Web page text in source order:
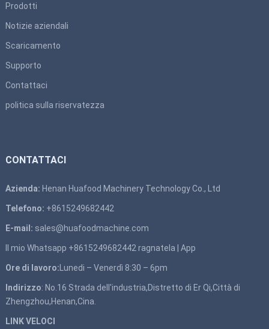
Prodotti
Notizie aziendali
Scaricamento
Supporto
Contattaci
politica sulla riservatezza
CONTATTACI
Azienda: Henan Huafood Machinery Technology Co., Ltd
Telefono: +8615249682442
E-mail: sales@huafoodmachine.com
Il mio Whatsapp +8615249682442 ragnatela App
Ore di lavoro: Lunedi – Venerdì 8:30 – 6pm
Indirizzo: No.16 Strada dell'industria,Distretto di Er Qi,Città di
Zhengzhou,Henan,Cina.
LINK VELOCI